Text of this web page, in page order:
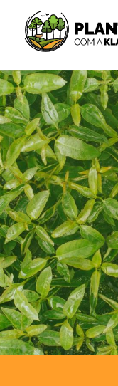
跳转到主内容